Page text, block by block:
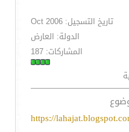
تاريخ التسجيل: Oct 2006
الدولة: العارض
المشاركات: 187
https://